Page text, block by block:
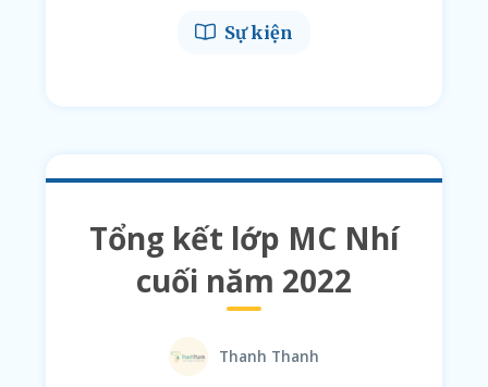
Sự kiện
Tổng kết lớp MC Nhí
cuối năm 2022
Thanh Thanh